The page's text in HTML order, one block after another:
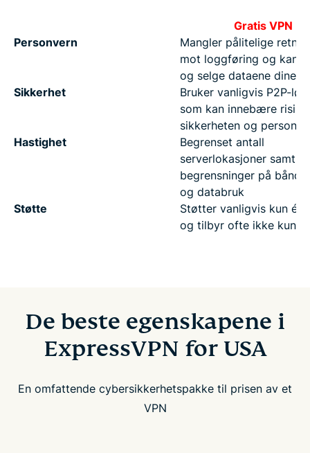
Gratis VPN
Personvern
Mangler pålitelige
mot loggføring og kan
og selge dataene dine
Sikkerhet
Bruker vanligvis P2P-
som kan innebære
sikkerheten og
Hastighet
Begrenset antall
serverlokasjoner samt
begrensninger på
og databruk
Støtte
Støtter vanligvis kun én
og tilbyr ofte ikke
De beste egenskapene i
ExpressVPN for USA
En omfattende cybersikkerhetspakke til prisen av et
VPN